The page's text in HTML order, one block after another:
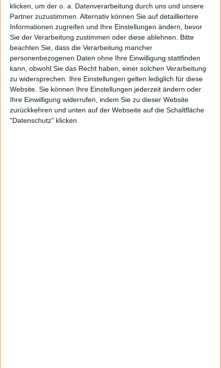
klicken, um der o. a. Datenverarbeitung durch uns und unsere
Partner zuzustimmen. Alternativ können Sie auf detailliertere
Informationen zugreifen und Ihre Einstellungen ändern, bevor
Sie der Verarbeitung zustimmen oder diese ablehnen.
Bitte
beachten Sie, dass die Verarbeitung mancher
personenbezogenen Daten ohne Ihre Einwilligung stattfinden
kann, obwohl Sie das Recht haben, einer solchen Verarbeitung
zu widersprechen. Ihre Einstellungen gelten lediglich für diese
Website. Sie können Ihre Einstellungen jederzeit ändern oder
Ihre Einwilligung widerrufen, indem Sie zu dieser Website
zurückkehren und unten auf der Webseite auf die Schaltfläche
"Datenschutz" klicken.